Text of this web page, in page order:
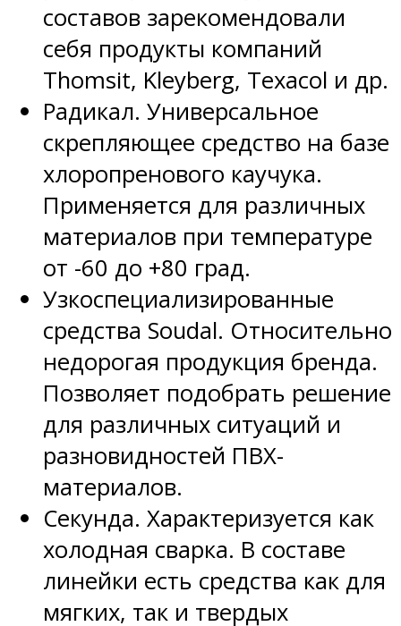
составов зарекомендовали
себя продукты компаний
Thomsit, Kleyberg, Texacol и др.
Радикал. Универсальное
скрепляющее средство на базе
хлоропренового каучука.
Применяется для различных
материалов при температуре
от -60 до +80 град.
Узкоспециализированные
средства Soudal. Относительно
недорогая продукция бренда.
Позволяет подобрать решение
для различных ситуаций и
разновидностей ПВХ-
материалов.
Секунда. Характеризуется как
холодная сварка. В составе
линейки есть средства как для
мягких, так и твердых